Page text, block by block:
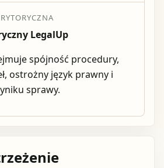
LegalUp
spójność procedury,
ostrożny język prawny i
sprawy.